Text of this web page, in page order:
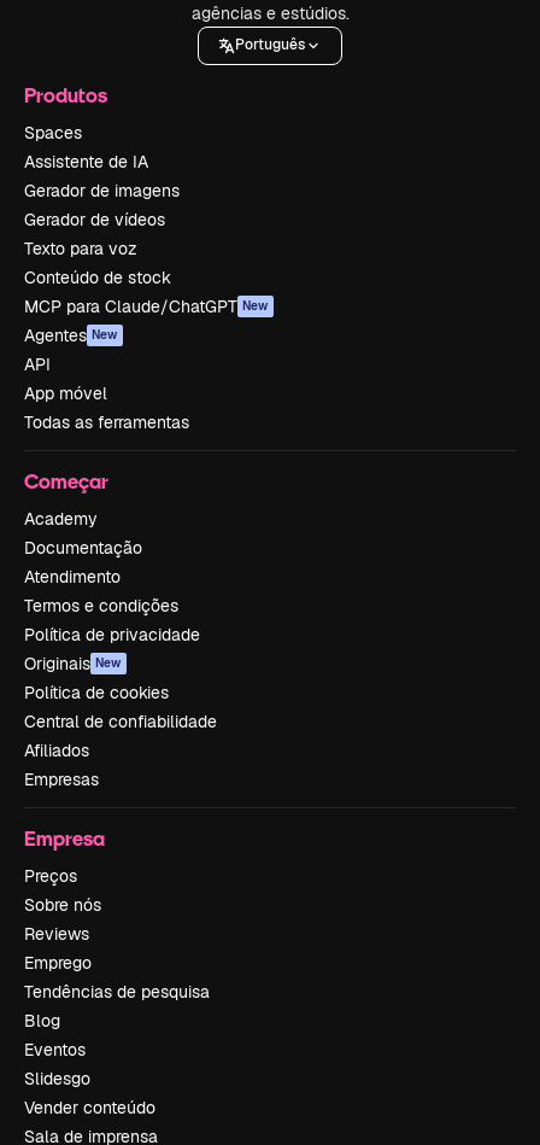
agências e estúdios.
Português
Produtos
Spaces
Assistente de IA
Gerador de imagens
Gerador de vídeos
Texto para voz
Conteúdo de stock
MCP para Claude/ChatGPT New
Agentes New
API
App móvel
Todas as ferramentas
Começar
Academy
Documentação
Atendimento
Termos e condições
Política de privacidade
Originais New
Política de cookies
Central de confiabilidade
Afiliados
Empresas
Empresa
Preços
Sobre nós
Reviews
Emprego
Tendências de pesquisa
Blog
Eventos
Slidesgo
Vender conteúdo
Sala de imprensa